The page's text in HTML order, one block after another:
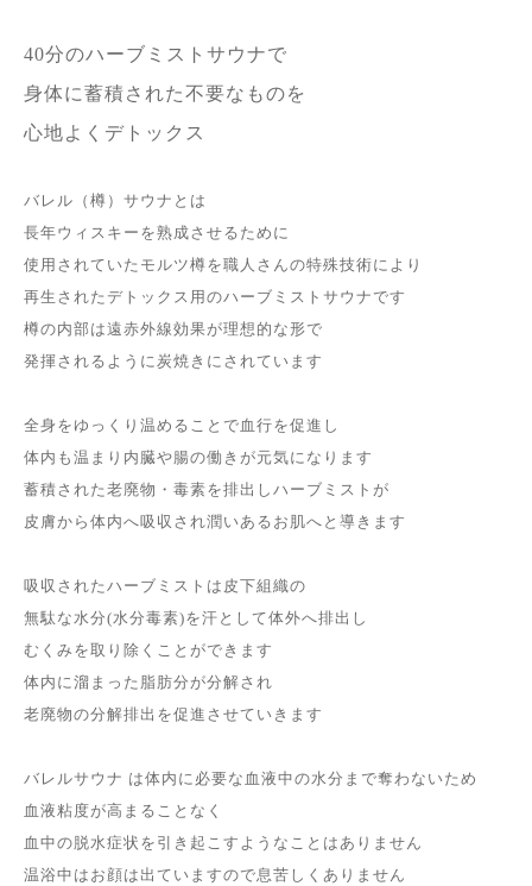
40分のハーブミストサウナで
身体に蓄積された不要なものを
心地よくデトックス
バレル（樽）サウナとは
長年ウィスキーを熟成させるために
使用されていたモルツ樽を職人さんの特殊技術により
再生されたデトックス用のハーブミストサウナです
樽の内部は遠赤外線効果が理想的な形で
発揮されるように炭焼きにされています
全身をゆっくり温めることで血行を促進し
体内も温まり内臓や腸の働きが元気になります
蓄積された老廃物・毒素を排出しハーブミストが
皮膚から体内へ吸収され潤いあるお肌へと導きます
吸収されたハーブミストは皮下組織の
無駄な水分(水分毒素)を汗として体外へ排出し
むくみを取り除くことができます
体内に溜まった脂肪分が分解され
老廃物の分解排出を促進させていきます
バレルサウナ は体内に必要な血液中の水分まで奪わないため
血液粘度が高まることなく
血中の脱水症状を引き起こすようなことはありません
温浴中はお顔は出ていますので息苦しくありません